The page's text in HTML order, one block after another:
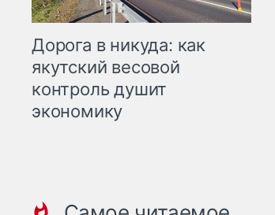
Дорога в никуда: как
якутский весовой
контроль душит
экономику